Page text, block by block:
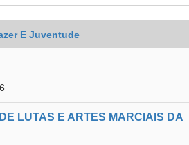
E Juventude
LUTAS E ARTES MARCIAIS DA